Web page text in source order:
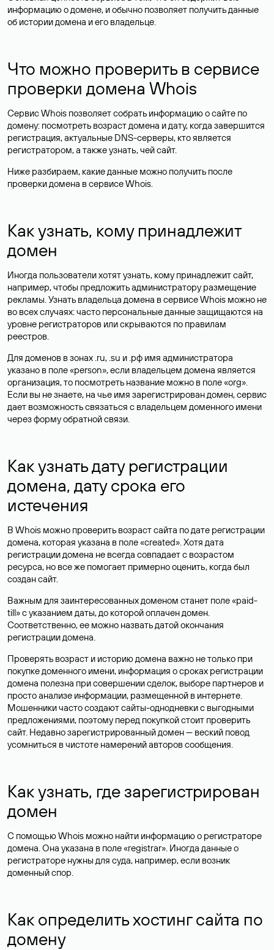
информацию о домене, и обычно позволяет получить данные
об истории домена и его владельце.
Что можно проверить в сервисе
проверки домена Whois
Сервис Whois позволяет собрать информацию о сайте по
домену: посмотреть возраст домена и дату, когда завершится
регистрация, актуальные DNS-серверы, кто является
регистратором, а также узнать, чей сайт.
Ниже разбираем, какие данные можно получить после
проверки домена в сервисе Whois.
Как узнать, кому принадлежит
домен
Иногда пользователи хотят узнать, кому принадлежит сайт,
например, чтобы предложить администратору размещение
рекламы. Узнать владельца домена в сервисе Whois можно не
во всех случаях: часто персональные данныезащищаются на
уровне регистраторов или скрываются по правилам
реестров.
Для доменов в зонах .ru, .su и .рф имя администратора
указано в поле «person», если владельцем домена является
организация, то посмотреть название можно в поле «org».
Если вы не знаете, на чье имя зарегистрирован домен, сервис
дает возможность связаться с владельцем доменного имени
через форму обратной связи.
Как узнать дату регистрации
домена, дату срока его
истечения
В Whois можно проверить возраст сайта по дате регистрации
домена, которая указана в поле «created». Хотя дата
регистрации домена не всегда совпадает с возрастом
ресурса, но все же помогает примерно оценить, когда был
создан сайт.
Важным для заинтересованных доменом станет поле «paid-
till» с указанием даты, до которой оплачен домен.
Соответственно, ее можно назвать датой окончания
регистрации домена.
Проверять возраст и историю домена важно не только при
покупке доменного имени, информация о сроках регистрации
домена полезна при совершении сделок, выборе партнеров и
просто анализе информации, размещенной в интернете.
Мошенники часто создают сайты-однодневки с выгодными
предложениями, поэтому перед покупкой стоит проверить
сайт. Недавно зарегистрированный домен — веский повод
усомниться в чистоте намерений авторов сообщения.
Как узнать, где зарегистрирован
домен
С помощью Whois можно найти информацию о регистраторе
домена. Она указана в поле «registrar». Иногда данные о
регистраторе нужны для суда, например, если возник
доменный спор.
Как определить хостинг сайта по
домену